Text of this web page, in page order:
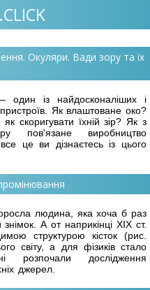
Окуляри. Вади зору та їх
із найдосконаліших і
Як влаштоване око?
скоригувати їхній зір? Як з
пов'язане виробництво
це ви дізнаєтесь із цього
людина, яка хоча б раз
А от наприкінці ХІХ ст.
структурою кісток (рис.
світу, а для фізиків стало
розпочали дослідження
джерел.